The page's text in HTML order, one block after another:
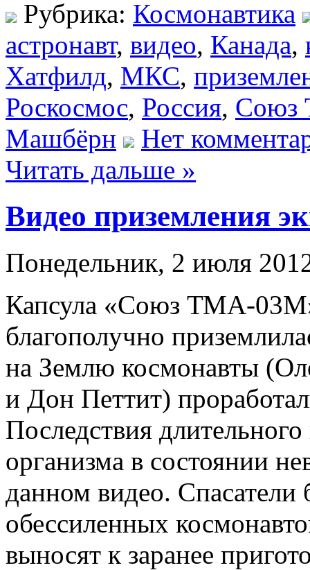
Рубрика: Космонавтика
астронавт, видео, Канада,
Хатфилд, МКС,
Роскосмос, Россия,
Машбёрн
Нет
Читать дальше »
Видео приземления
Понедельник, 2 июля
Капсула «Союз ТМА-
благополучно
на Землю космонавты
и Дон Петтит)
Последствия
организма в состоянии
данном видео. Спасатели
обессиленных
выносят к заранее